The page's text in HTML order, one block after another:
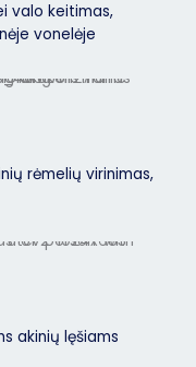
valo keitimas,
vonelėje
rėmelių virinimas,
akinių lęšiams